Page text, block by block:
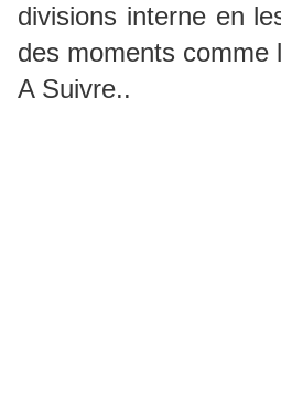
divisions interne en
des moments comme
A Suivre..